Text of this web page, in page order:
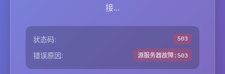
接...
状态码: 503
错误原因: 源服务器故障:503